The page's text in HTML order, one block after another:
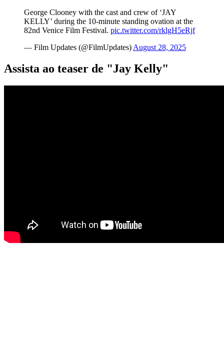
George Clooney with the cast and crew of ‘JAY
KELLY’ during the 10-minute standing ovation at the
82nd Venice Film Festival. pic.twitter.com/rklgH5eRjf
— Film Updates (@FilmUpdates) August 28, 2025
Assista ao teaser de "Jay Kelly"